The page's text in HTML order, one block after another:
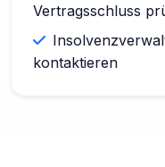
Vertragsschluss
kontaktieren